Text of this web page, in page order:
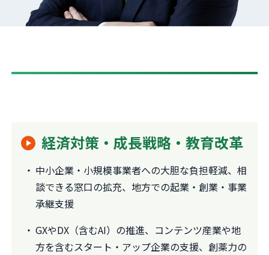
経済対策・成長戦略・教育改革
中小企業・小規模事業者への大胆な負担軽減、相
談できる窓口の拡充、地方での起業・創業・事業
承継支援
GXやDX（含むAI）の推進、コンテンツ産業や地
方を含むスタート・アップ企業の支援、創薬力の